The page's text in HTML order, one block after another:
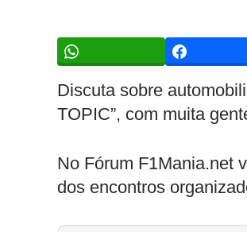
Discuta sobre
TOPIC”, com muita
No Fórum F1Mania.net
dos encontros